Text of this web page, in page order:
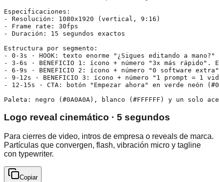
Especificaciones:
- Resolución: 1080x1920 (vertical, 9:16)
- Frame rate: 30fps
- Duración: 15 segundos exactos
Estructura por segmento:
- 0-3s · HOOK: texto enorme "¿Sigues editando a
- 3-6s · BENEFICIO 1: ícono + número "3x más
- 6-9s · BENEFICIO 2: ícono + número "0 software
- 9-12s · BENEFICIO 3: ícono + número "1 prompt = 1
- 12-15s · CTA: botón "Empezar ahora" en verde neón
Paleta: negro (#0A0A0A), blanco (#FFFFFF) y un solo
Logo reveal cinemático · 5 segundos
Para cierres de video, intros de empresa o reveals de marca.
Partículas que convergen, flash, vibración micro y tagline
con typewriter.
Copiar